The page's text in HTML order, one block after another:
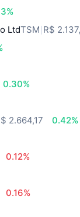
LtdTSM R$
0.30%
2.664,17
0.42%
0.12%
0.16%